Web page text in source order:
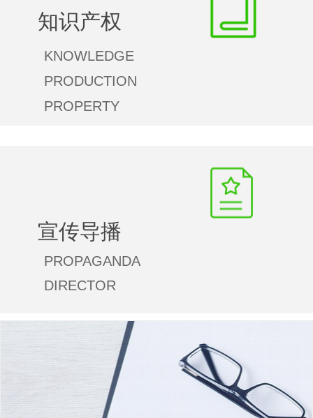
以破除体系壁垒、构建知识产权循环生态为目
标，着力从架构设计、运维结构、转化途径等方
面完善知识产权布局，建立科创竞争的新优势。
知识产权
KNOWLEDGE
PRODUCTION
PROPERTY
宣传导播
PROPAGANDA
DIRECTOR